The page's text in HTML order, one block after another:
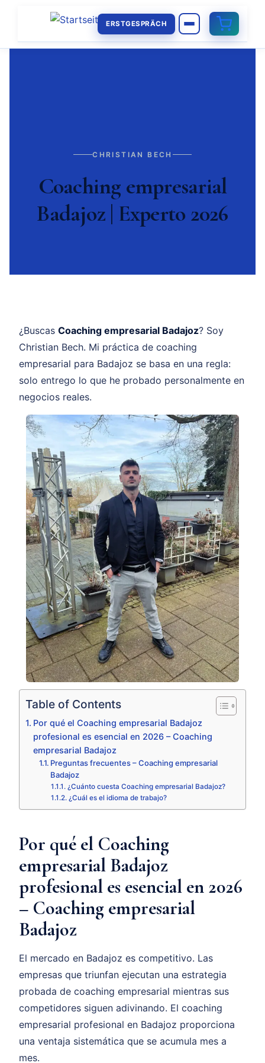
ERSTGESPRÄCH
CHRISTIAN BECH
Coaching empresarial
Badajoz | Experto 2026
¿Buscas Coaching empresarial Badajoz? Soy
Christian Bech. Mi práctica de coaching
empresarial para Badajoz se basa en una regla:
solo entrego lo que he probado personalmente en
negocios reales.
Table of Contents
Por qué el Coaching empresarial Badajoz
profesional es esencial en 2026 – Coaching
empresarial Badajoz
Preguntas frecuentes – Coaching empresarial
Badajoz
¿Cuánto cuesta Coaching empresarial Badajoz?
¿Cuál es el idioma de trabajo?
Por qué el Coaching
empresarial Badajoz
profesional es esencial en 2026
– Coaching empresarial
Badajoz
El mercado en Badajoz es competitivo. Las
empresas que triunfan ejecutan una estrategia
probada de coaching empresarial mientras sus
competidores siguen adivinando. El coaching
empresarial profesional en Badajoz proporciona
una ventaja sistemática que se acumula mes a
mes.